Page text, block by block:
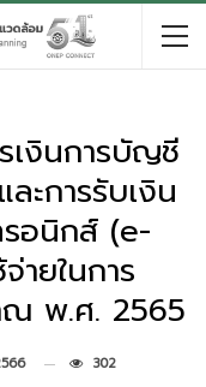
เงินการบัญชี
ะการรับเงิน
อนิกส์ (e-
ายในการ
ณ พ.ศ. 2565
302